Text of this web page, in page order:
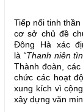
Tiếp nối tinh thần
cơ sở chủ đề
Đông Hà xác
là “Thanh niên
Thành đoàn,
chức các hoạt
xung kích vì
xây dựng văn